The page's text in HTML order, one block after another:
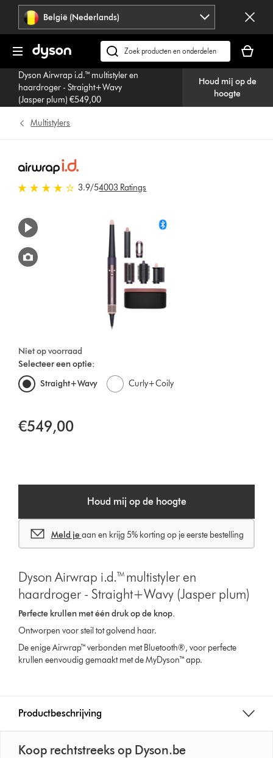
Navigatie
overslaan
België (Nederlands)
Zoek
op
dyson.be
is
leeg
Dyson Airwrap i.d.™ multistyler en
haardroger - Straight+Wavy
(Jasper plum) €549,00
Houd mij op de
hoogte
Multistylers
3.9 sterren van 5 van 4003 Ratings
3.9/54003 Ratings
Niet op voorraad
Selecteer een optie:
Straight+Wavy
Curly+Coily
€549,00
Houd mij op de hoogte
Meld je aan en krijg 5% korting op je eerste bestelling
Dyson Airwrap i.d.™ multistyler en
haardroger - Straight+Wavy (Jasper plum)
Perfecte krullen met één druk op de knop.
Ontworpen voor steil tot golvend haar.
De enige Airwrap™ verbonden met Bluetooth®, voor perfecte
krullen eenvoudig gemaakt met de MyDyson™ app.
Productbeschrijving
Koop rechtstreeks op Dyson.be